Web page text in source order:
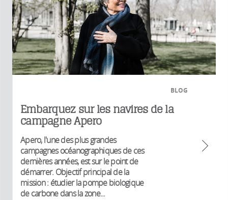
BLOG
Embarquez sur les navires de la
campagne Apero
Apero, l'une des plus grandes
campagnes océanographiques de ces
dernières années, est sur le point de
démarrer. Objectif principal de la
mission : étudier la pompe biologique
de carbone dans la zone...